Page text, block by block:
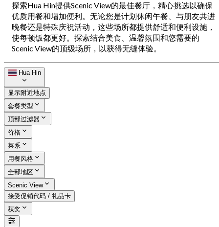
探索Hua Hin提供Scenic View的最佳餐厅，精心挑选以确保
优质用餐和增加便利。无论您是计划休闲午餐、与朋友共进
晚餐还是特殊庆祝活动，这些场所都提供舒适和便利设施，
使每顿饭都更好。探索结合美食、温馨氛围和您需要的
Scenic View的顶级场所，以获得无缝体验。
Hua Hin
显示附近地点
套餐类型
顶部过滤器
价格
菜系
用餐风格
全部地区
Scenic View
接受促销代码 / 礼品卡
获奖